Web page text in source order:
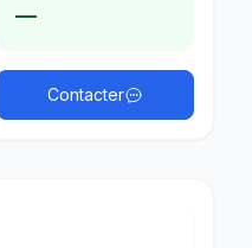
—
Contacter